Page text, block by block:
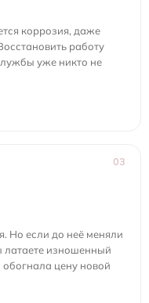
коррозия, даже
работу
уже никто не
03
Но если до неё меняли
латаете изношенный
цену новой